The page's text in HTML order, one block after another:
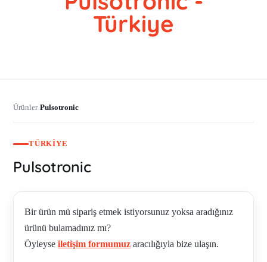
Türkiye
Ürünler›Pulsotronic
TÜRKIYE
Pulsotronic
Bir ürün mü sipariş etmek istiyorsunuz yoksa aradığınız
ürünü bulamadınız mı?
Öyleyse iletişim formumuz aracılığıyla bize ulaşın.